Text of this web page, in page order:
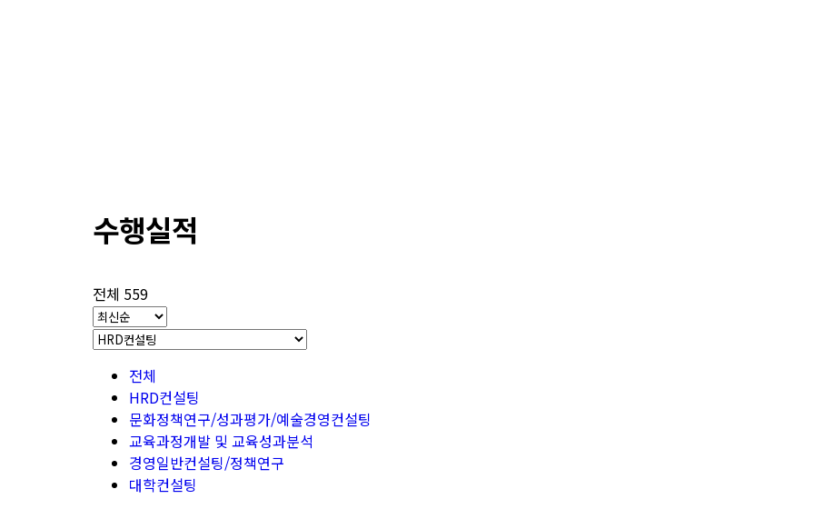
수행실적
전체 559
전체
HRD컨설팅
문화정책연구/성과평가/예술경영컨설팅
교육과정개발 및 교육성과분석
경영일반컨설팅/정책연구
대학컨설팅